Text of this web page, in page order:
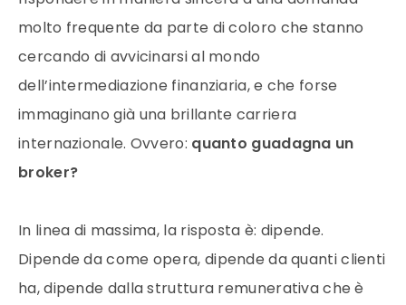
molto frequente da parte di coloro che stanno
cercando di avvicinarsi al mondo
dell’intermediazione finanziaria, e che forse
immaginano già una brillante carriera
internazionale. Ovvero: quanto guadagna un
broker?
In linea di massima, la risposta è: dipende.
Dipende da come opera, dipende da quanti clienti
ha, dipende dalla struttura remunerativa che è